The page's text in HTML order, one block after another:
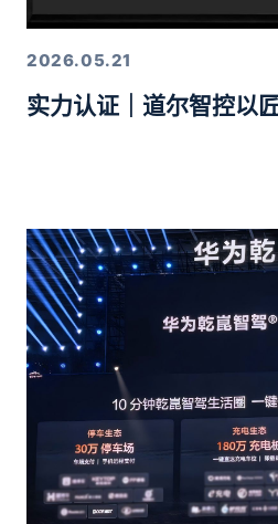
2026.05.21
实力认证｜道尔智控以